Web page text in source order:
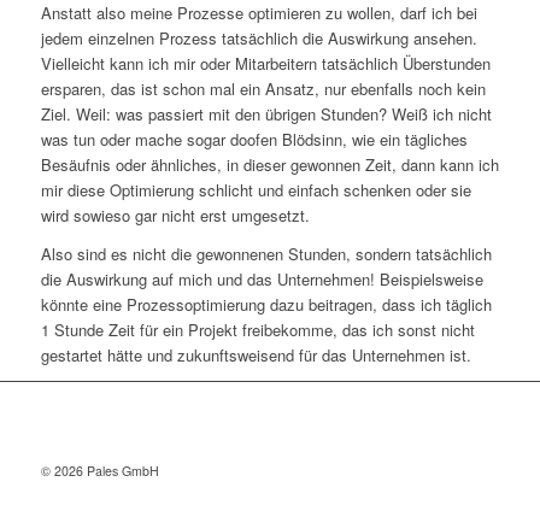
Anstatt also meine Prozesse optimieren zu wollen, darf ich bei
jedem einzelnen Prozess tatsächlich die Auswirkung ansehen.
Vielleicht kann ich mir oder Mitarbeitern tatsächlich Überstunden
ersparen, das ist schon mal ein Ansatz, nur ebenfalls noch kein
Ziel. Weil: was passiert mit den übrigen Stunden? Weiß ich nicht
was tun oder mache sogar doofen Blödsinn, wie ein tägliches
Besäufnis oder ähnliches, in dieser gewonnen Zeit, dann kann ich
mir diese Optimierung schlicht und einfach schenken oder sie
wird sowieso gar nicht erst umgesetzt.
Also sind es nicht die gewonnenen Stunden, sondern tatsächlich
die Auswirkung auf mich und das Unternehmen! Beispielsweise
könnte eine Prozessoptimierung dazu beitragen, dass ich täglich
1 Stunde Zeit für ein Projekt freibekomme, das ich sonst nicht
gestartet hätte und zukunftsweisend für das Unternehmen ist.
© 2026 Pales GmbH